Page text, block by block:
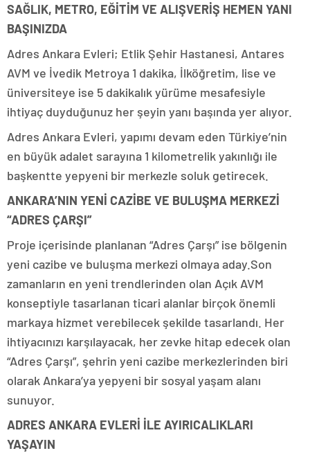
SAĞLIK, METRO, EĞİTİM VE ALIŞVERİŞ HEMEN YANI
BAŞINIZDA
Adres Ankara Evleri; Etlik Şehir Hastanesi, Antares
AVM ve İvedik Metroya 1 dakika, İlköğretim, lise ve
üniversiteye ise 5 dakikalık yürüme mesafesiyle
ihtiyaç duyduğunuz her şeyin yanı başında yer alıyor.
Adres Ankara Evleri, yapımı devam eden Türkiye’nin
en büyük adalet sarayına 1 kilometrelik yakınlığı ile
başkentte yepyeni bir merkezle soluk getirecek.
ANKARA’NIN YENİ CAZİBE VE BULUŞMA MERKEZİ
“ADRES ÇARŞI”
Proje içerisinde planlanan “Adres Çarşı” ise bölgenin
yeni cazibe ve buluşma merkezi olmaya aday.Son
zamanların en yeni trendlerinden olan Açık AVM
konseptiyle tasarlanan ticari alanlar birçok önemli
markaya hizmet verebilecek şekilde tasarlandı. Her
ihtiyacınızı karşılayacak, her zevke hitap edecek olan
“Adres Çarşı”, şehrin yeni cazibe merkezlerinden biri
olarak Ankara’ya yepyeni bir sosyal yaşam alanı
sunuyor.
ADRES ANKARA EVLERİ İLE AYIRICALIKLARI
YAŞAYIN